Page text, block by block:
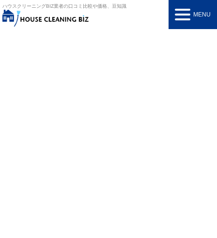
ハウスクリーニングBIZ業者の口コミ比較や価格、豆知識
MENU